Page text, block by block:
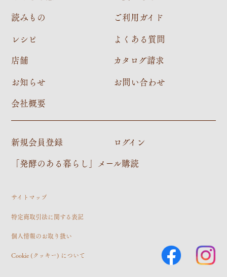
読みもの
レシピ
店舗
お知らせ
会社概要
ご利用ガイド
よくある質問
カタログ請求
お問い合わせ
新規会員登録
ログイン
「発酵のある暮らし」メール購読
サイトマップ
特定商取引法に関する表記
個人情報のお取り扱い
Cookie (クッキー) について